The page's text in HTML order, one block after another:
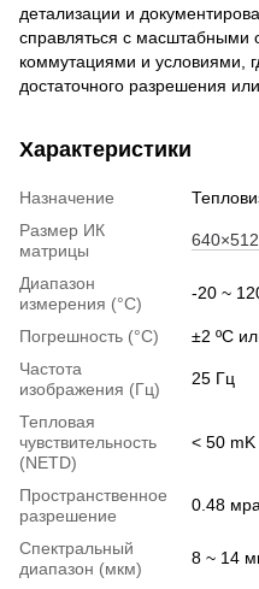
детализации и
справляться с масштабными
коммутациями и условиями,
достаточного разрешения
Характеристики
Назначение
Размер ИК
матрицы
Диапазон
измерения (°C)
-20 ~
Погрешность (°C)
±2 ºC
Частота
изображения (Гц)
25 Гц
Тепловая
чувствительность
(NETD)
< 50 mK
Пространственное
разрешение
0.48
Спектральный
диапазон (мкм)
8 ~ 14